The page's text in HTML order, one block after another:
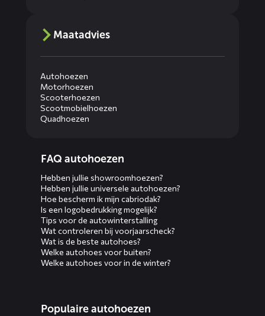
Maatadvies
Autohoezen
Motorhoezen
Scooterhoezen
Scootmobielhoezen
Quadhoezen
menusFAQ autohoezen
Hebben jullie showroomhoezen?
Hebben jullie universele autohoezen?
Hoe bescherm ik mijn cabriodak?
Is een logobedrukking mogelijk?
Tips voor de autowinterstalling
Wat controleren bij voorjaarscheck?
Wat is de beste autohoes?
Welke autohoes voor buiten?
Welke autohoes voor in de winter?
Populaire autohoezen